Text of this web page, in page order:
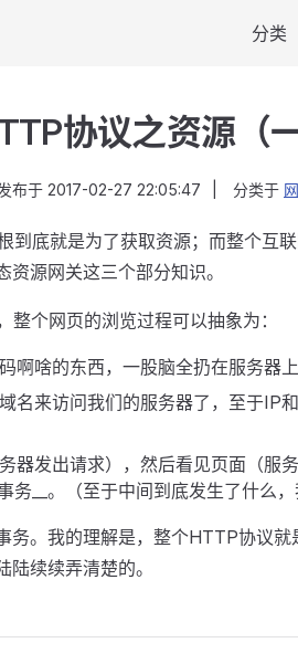
分类
协议之资源（一
布于 2017-02-27 22:05:47 分类于
到底就是为了获取资源；而整个互
源网关这三个部分知识。
个网页的浏览过程可以抽象为：
啥的东西，一股脑全扔在服务器上
名来访问我们的服务器了，至于IP
器发出请求），然后看见页面（服
__。（至于中间到底发生了什么，
务。我的理解是，整个HTTP协议
续续弄清楚的。